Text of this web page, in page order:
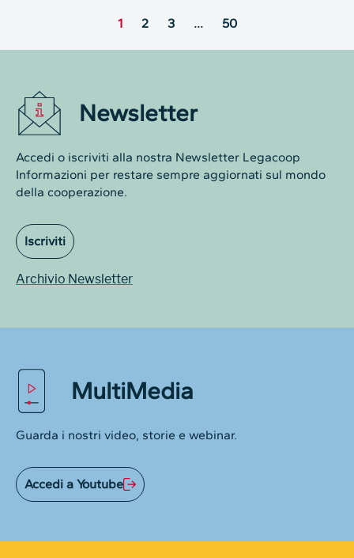
1 2 3 … 50
Newsletter
Accedi o iscriviti alla nostra Newsletter Legacoop
Informazioni per restare sempre aggiornati sul mondo
della cooperazione.
Iscriviti
Archivio Newsletter
MultiMedia
Guarda i nostri video, storie e webinar.
Accedi a Youtube